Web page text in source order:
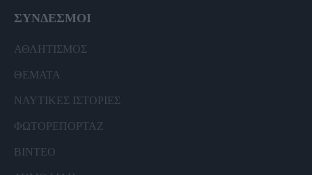
ΣΥΝΔΕΣΜΟΙ
ΑΘΛΗΤΙΣΜΟΣ
ΘΕΜΑΤΑ
ΝΑΥΤΙΚΕΣ ΙΣΤΟΡΙΕΣ
ΦΩΤΟΡΕΠΟΡΤΑΖ
ΒΙΝΤΕΟ